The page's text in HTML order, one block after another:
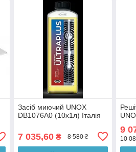
Засіб миючий UNOX
DB1076A0 (10х1л) Італія
7 035,60₴ 8 580 ₴
9
10